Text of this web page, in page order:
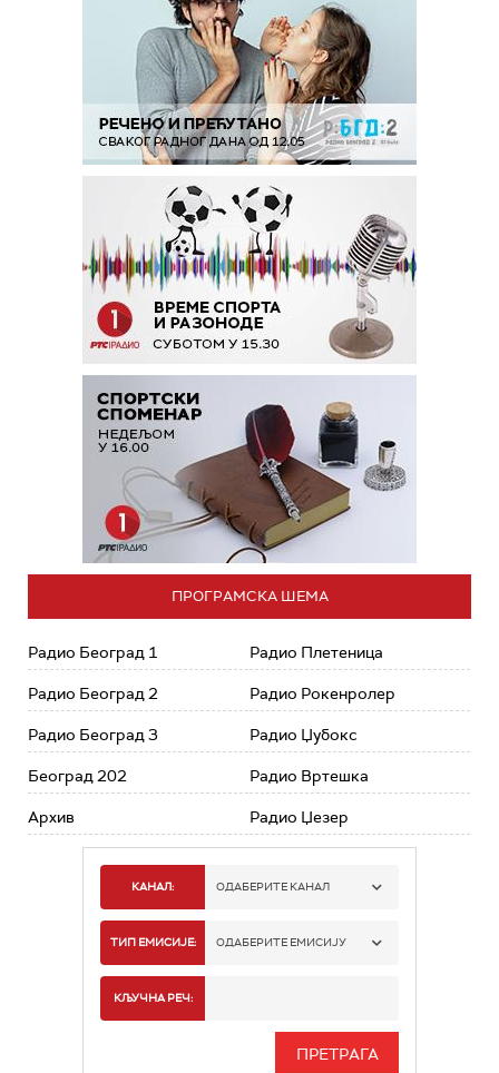
ПРОГРАМСКА ШЕМА
Радио Београд 1
Радио Београд 2
Радио Београд 3
Београд 202
Архив
Радио Плетеница
Радио Рокенролер
Радио Џубокс
Радио Вртешка
Радио Џезер
КАНАЛ: ОДАБЕРИТЕ КАНАЛ
РАДИО БЕОГРАД 1
РАДИО БЕОГРАД 3
ТИП ЕМИСИЈЕ: ОДАБЕРИТЕ ЕМИСИЈУ
КЉУЧНА РЕЧ: